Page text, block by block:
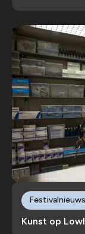
Kunst op
Festivalnieuws